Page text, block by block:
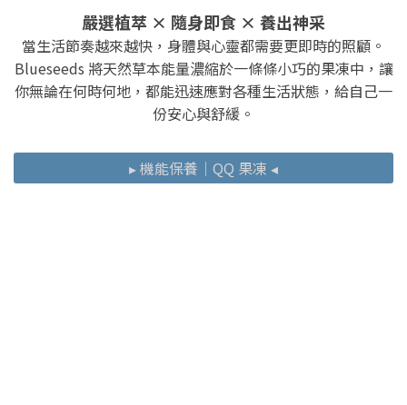
嚴選植萃 × 隨身即食 × 養出神采
當生活節奏越來越快，身體與心靈都需要更即時的照顧。
Blueseeds 將天然草本能量濃縮於一條條小巧的果凍中，讓
你無論在何時何地，都能迅速應對各種生活狀態，給自己一
份安心與舒緩。
▸ 機能保養｜QQ 果凍 ◂